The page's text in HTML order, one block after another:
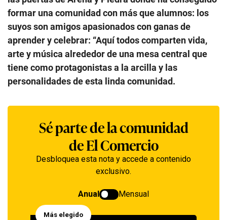
formar una comunidad con más que alumnos: los
suyos son amigos apasionados con ganas de
aprender y celebrar: “Aquí todos comparten vida,
arte y música alrededor de una mesa central que
tiene como protagonistas a la arcilla y las
personalidades de esta linda comunidad.